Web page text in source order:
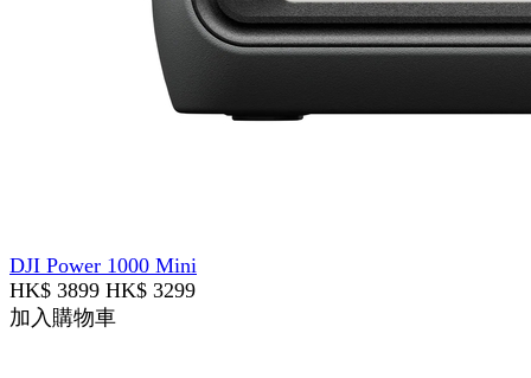
DJI Power 1000 Mini
HK$ 3899 HK$ 3299
加入購物車